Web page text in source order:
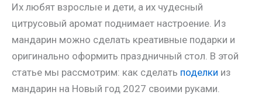
Их любят взрослые и дети, а их чудесный
цитрусовый аромат поднимает настроение. Из
мандарин можно сделать креативные подарки и
оригинально оформить праздничный стол. В этой
статье мы рассмотрим: как сделать поделки из
мандарин на Новый год 2027 своими руками.